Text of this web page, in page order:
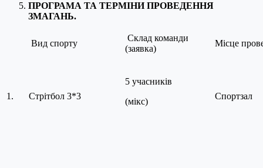
ПРОГРАМА ТА ТЕРМІНИ ПРОВЕДЕННЯ
ЗМАГАНЬ.
Вид спорту
Склад команди
(заявка)
Місце
1. Стрітбол 3*3
5 учасників
(мікс)
Спортзал